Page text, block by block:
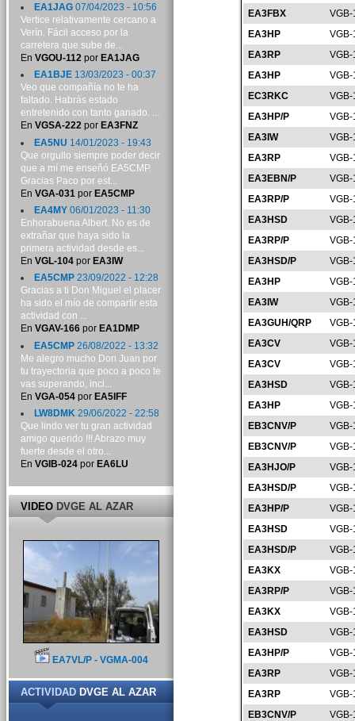
EA3FBX
EA3HP
EA3RP
EA3HP
EC3RKC
EA3HP/P
EA3IW
EA3RP
EA3EBN/P
EA3RP/P
EA3HSD
EA3RP/P
EA3HSD/P
EA3HP
EA3IW
EA3GUH/QRP
EA3CV
EA3CV
EA3HSD
EA3HP
EB3CNV/P
EB3CNV/P
EA3HJO/P
EA3HSD/P
EA3HP/P
EA3HSD
EA3HSD/P
EA3KX
EA3RP/P
EA3KX
EA3HSD
EA3HP/P
EA3RP
EA3RP
EB3CNV/P
EA1JAG07/04/2023 - 10:56
Vertice relativamente cercano a
Verín. Fácil acceso por la
carretera que sube de...
En VGOU-112por EA1JAG
EA1BJE13/03/2023 - 00:37
Veo que compañía no te ha
faltado. Habrás estado
entretenido con tanto ganado. ...
En VGSA-222por EA3FNZ
EA5NU 14/01/2023 - 19:43
Que orgullo siempre poder decir
que a mí me enseñó EA5CMP.
Gracias Paco por est...
En VGA-031 por EA5CMP
EA4MY06/01/2023 - 11:30
Enhorabuena Albert. No es de
extrañar que haya sido la
primera actividad desde es...
En VGL-104por EA3IW
EA5CMP23/09/2022 - 12:28
Gracias a ti Don Miguel el placer
ha sido el mío de compartir esta
actividad con ...
En VGAV-166por EA1DMP
EA5CMP26/08/2022 - 13:32
Me alegro mucho Don Juan por
tu trayectoria que poco a poco te
vas superando, incl...
En VGA-054por EA5IFF
LW8DMK29/06/2022 - 22:58
Que lindo ver tu gran actividad
amigo querido !!! Abrazo muy
fuerte desde el otro...
En VGIB-024por EA6LU
VIDEODVGE AL AZAR
EA7VL/P - VGMA-004
ACTIVIDADDVGE AL AZAR